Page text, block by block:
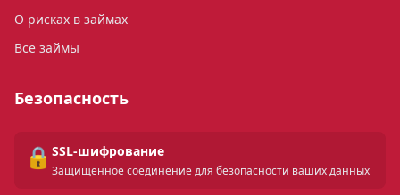
О рисках в займах
Все займы
Безопасность
🔒 SSL-шифрование
Защищенное соединение для безопасности ваших данных